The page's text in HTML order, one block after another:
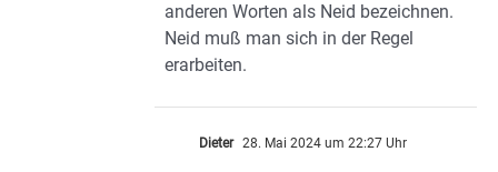
anderen Worten als Neid bezeichnen.
Neid muß man sich in der Regel
erarbeiten.
Dieter 28. Mai 2024 um 22:27 Uhr